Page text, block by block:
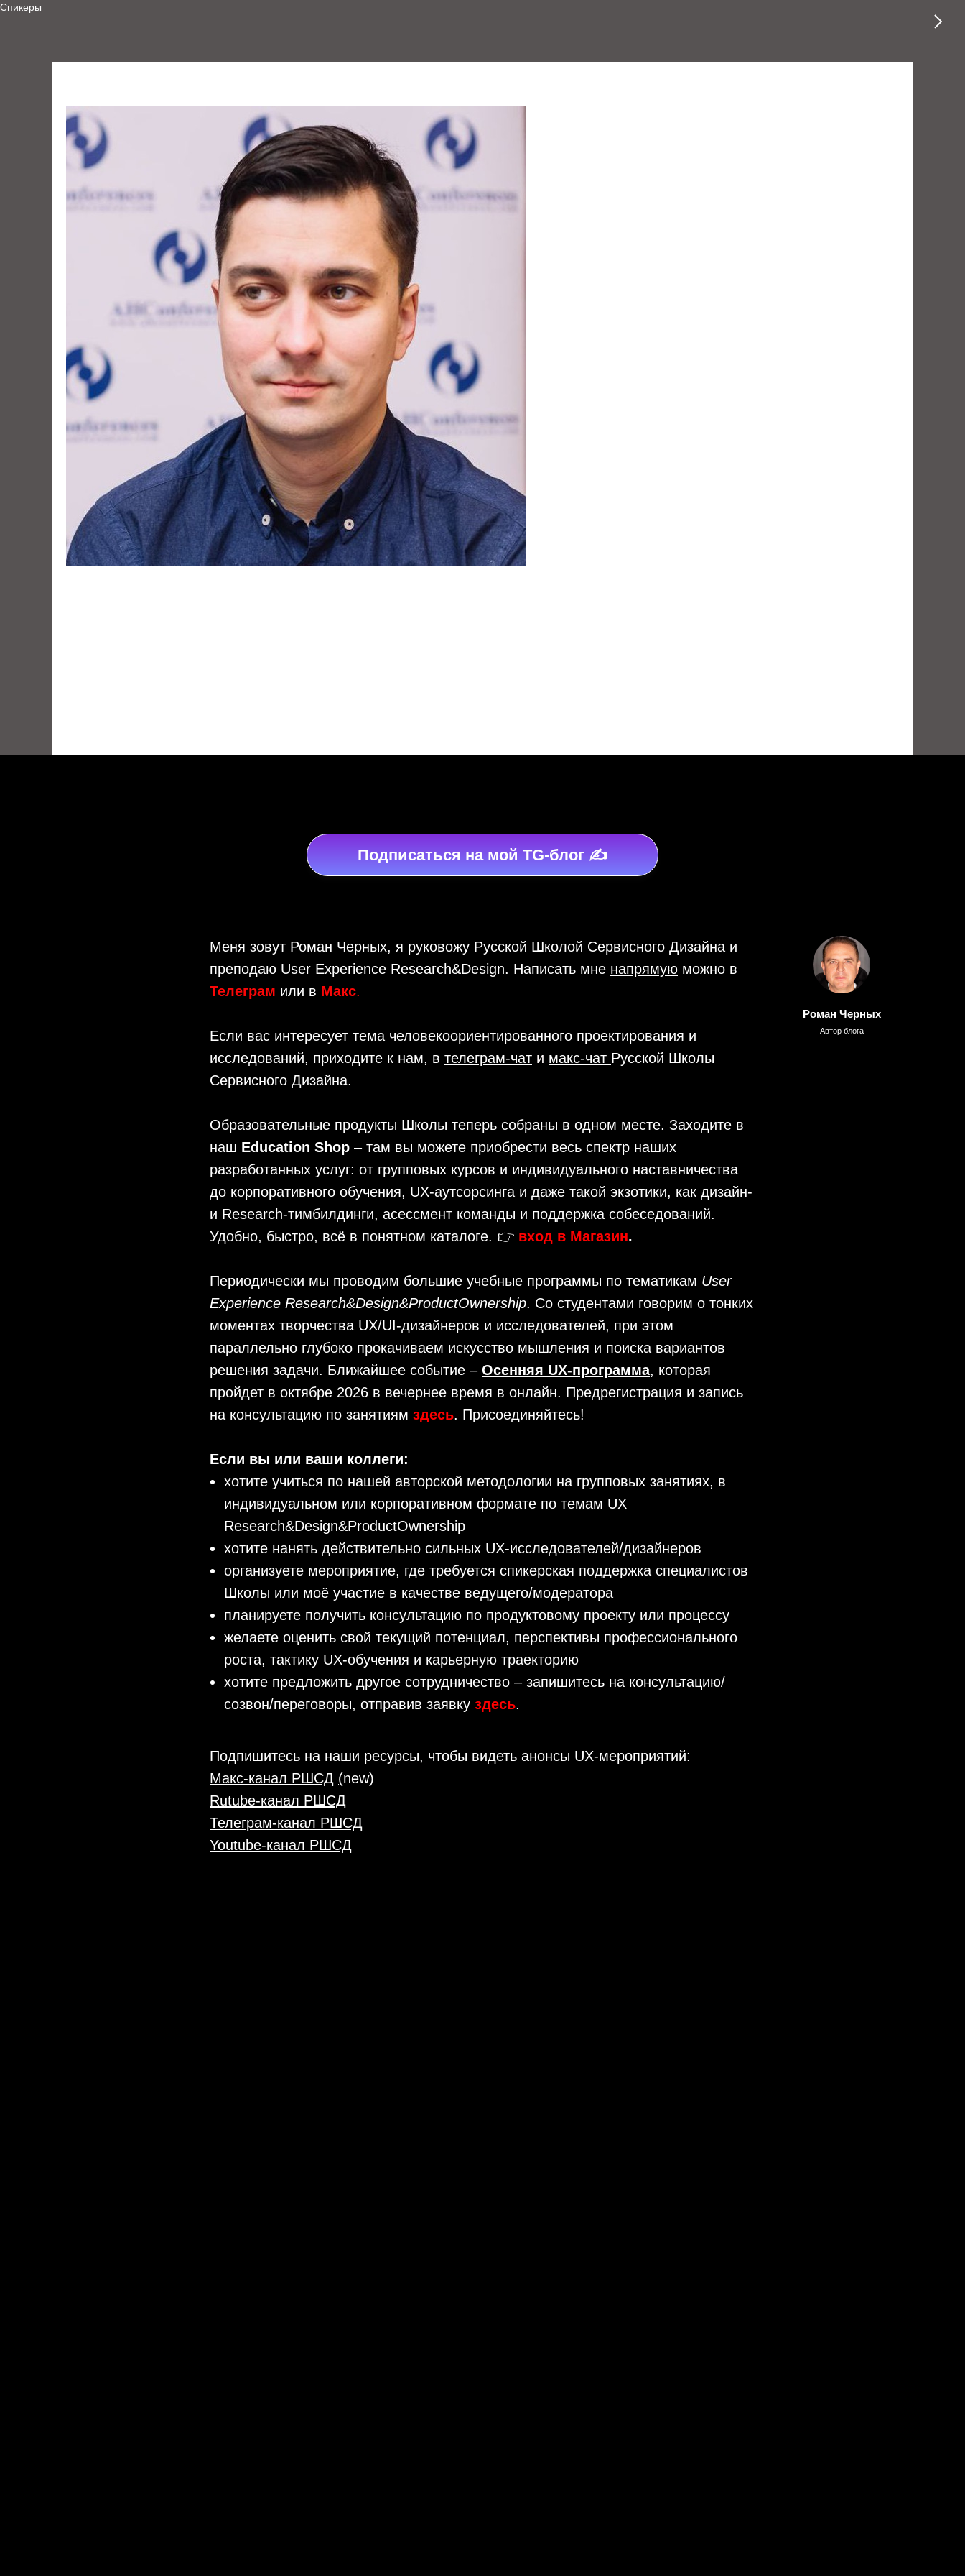
Спикеры
Подписаться на мой TG-блог ✍️
Меня зовут Роман Черных, я руковожу Русской Школой Сервисного Дизайна и
преподаю User Experience Research&Design. Написать мне напрямую можно в
Телеграм или в Макс.
Если вас интересует тема человекоориентированного проектирования и
исследований, приходите к нам, в телеграм-чат и макс-чат Русской Школы
Сервисного Дизайна.
Образовательные продукты Школы теперь собраны в одном месте. Заходите в
наш Education Shop – там вы можете приобрести весь спектр наших
разработанных услуг: от групповых курсов и индивидуального наставничества
до корпоративного обучения, UX-аутсорсинга и даже такой экзотики, как дизайн-
и Research-тимбилдинги, асессмент команды и поддержка собеседований.
Удобно, быстро, всё в понятном каталоге. 👉 вход в Магазин.
Периодически мы проводим большие учебные программы по тематикам User
Experience Research&Design&ProductOwnership. Со студентами говорим о тонких
моментах творчества UX/UI-дизайнеров и исследователей, при этом
параллельно глубоко прокачиваем искусство мышления и поиска вариантов
решения задачи. Ближайшее событие – Осенняя UX-программа, которая
пройдет в октябре 2026 в вечернее время в онлайн. Предрегистрация и запись
на консультацию по занятиям здесь. Присоединяйтесь!
Если вы или ваши коллеги:
хотите учиться по нашей авторской методологии на групповых занятиях, в
индивидуальном или корпоративном формате по темам UX
Research&Design&ProductOwnership
хотите нанять действительно сильных UX-исследователей/дизайнеров
организуете мероприятие, где требуется спикерская поддержка специалистов
Школы или моё участие в качестве ведущего/модератора
планируете получить консультацию по продуктовому проекту или процессу
желаете оценить свой текущий потенциал, перспективы профессионального
роста, тактику UX-обучения и карьерную траекторию
хотите предложить другое сотрудничество – запишитесь на консультацию/
созвон/переговоры, отправив заявку здесь.
Подпишитесь на наши ресурсы, чтобы видеть анонсы UX-мероприятий:
Макс-канал РШСД (new)
Rutube-канал РШСД
Телеграм-канал РШСД
Youtube-канал РШСД
Роман Черных
Автор блога